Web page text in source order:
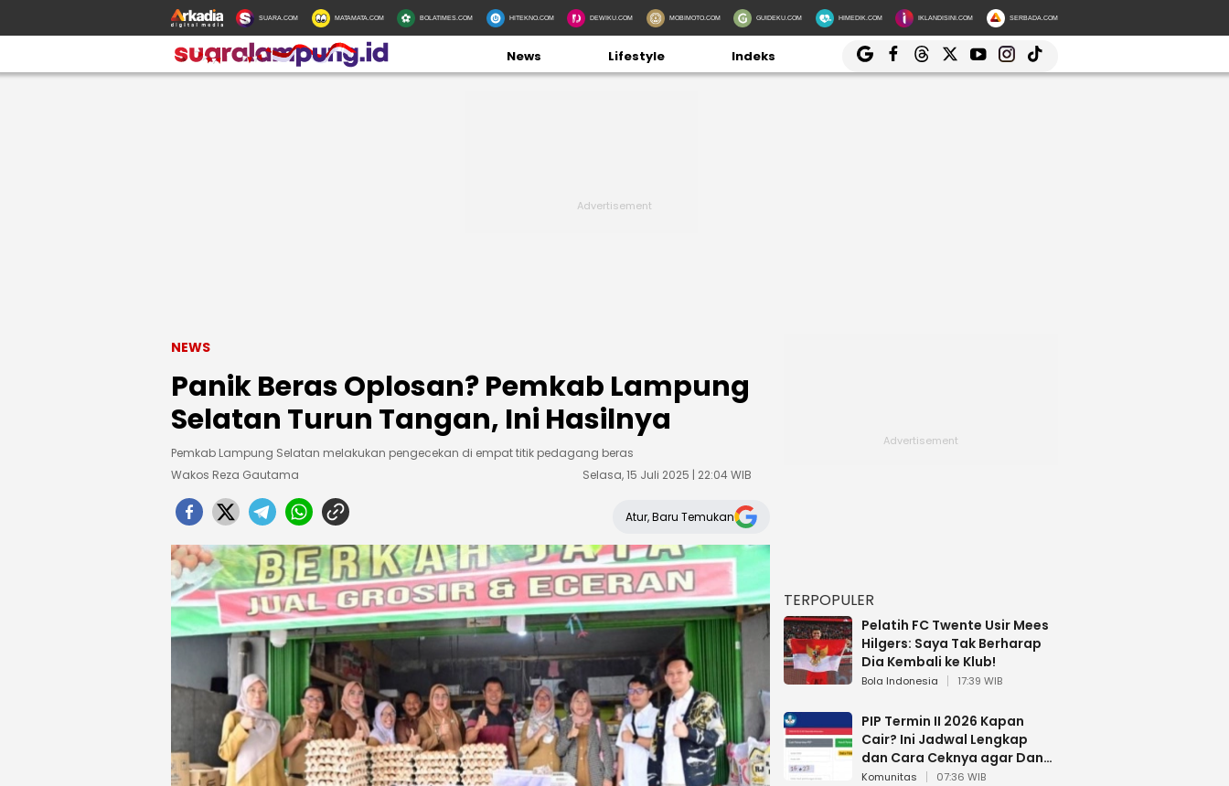
SUARA.COM MATAMATA.COM BOLATIMES.COM HITEKNO.COM DEWIKU.COM MOBIMOTO.COM GUIDEKU.COM HIMEDIK.COM IKLANDISINI.COM SERBADA.COM
News Lifestyle Indeks
NEWS
Panik Beras Oplosan? Pemkab Lampung
Selatan Turun Tangan, Ini Hasilnya
Pemkab Lampung Selatan melakukan pengecekan di empat titik pedagang beras
Wakos Reza Gautama
Selasa, 15 Juli 2025 | 22:04 WIB
Atur, Baru Temukan
TERPOPULER
Pelatih FC Twente Usir Mees
Hilgers: Saya Tak Berharap
Dia Kembali ke Klub!
Bola Indonesia 17:39 WIB
PIP Termin II 2026 Kapan
Cair? Ini Jadwal Lengkap
dan Cara Ceknya agar Dana
Tidak Hangus!
Komunitas 07:36 WIB